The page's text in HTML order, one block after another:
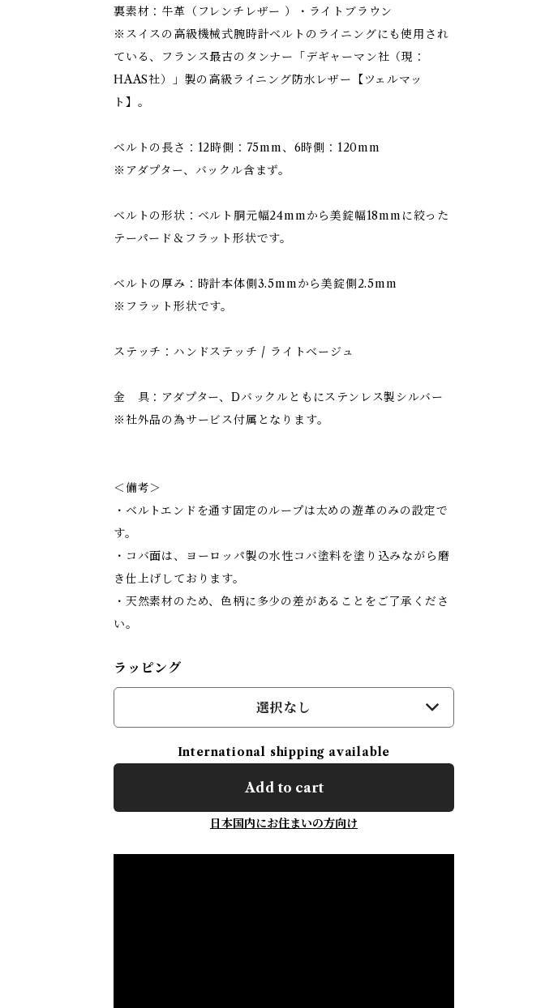
裏素材：牛革（フレンチレザー ）・ライトブラウン
※スイスの高級機械式腕時計ベルトのライニングにも使用され
ている、フランス最古のタンナー「デギャーマン社（現：
HAAS社）」製の高級ライニング防水レザー【ツェルマッ
ト】。
ベルトの長さ：12時側：75mm、6時側：120mm
※アダプター、バックル含まず。
ベルトの形状：ベルト胴元幅24mmから美錠幅18mmに絞った
テーパード＆フラット形状です。
ベルトの厚み：時計本体側3.5mmから美錠側2.5mm
※フラット形状です。
ステッチ：ハンドステッチ / ライトベージュ
金 具：アダプター、Dバックルともにステンレス製シルバー
※社外品の為サービス付属となります。
＜備考＞
・ベルトエンドを通す固定のループは太めの遊革のみの設定で
す。
・コバ面は、ヨーロッパ製の水性コバ塗料を塗り込みながら磨
き仕上げしております。
・天然素材のため、色柄に多少の差があることをご了承くださ
い。
ラッピング
選択なし
International shipping available
Add to cart
日本国内にお住まいの方向け